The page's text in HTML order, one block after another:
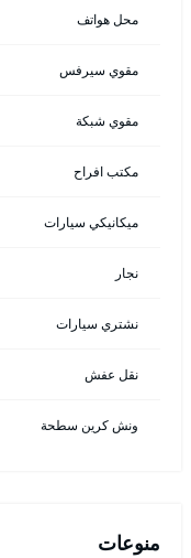
محل هواتف
مقوي سيرفس
مقوي شبكة
مكتب افراح
ميكانيكي سيارات
نجار
نشتري سيارات
نقل عفش
ونش كرين سطحة
منوعات